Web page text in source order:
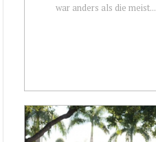
war anders als die meist...